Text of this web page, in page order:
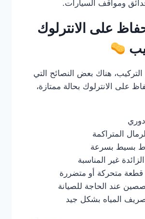
ومواقف السيارات.
على الانترلوك
التركيب، هناك بعض النصائح التي
على الانترلوك بحالة ممتازة،
المتراكمة
بسيط بسرعة
غير المناسبة
متحركة أو متضررة
عند الحاجة للصيانة
المياه بشكل جيد